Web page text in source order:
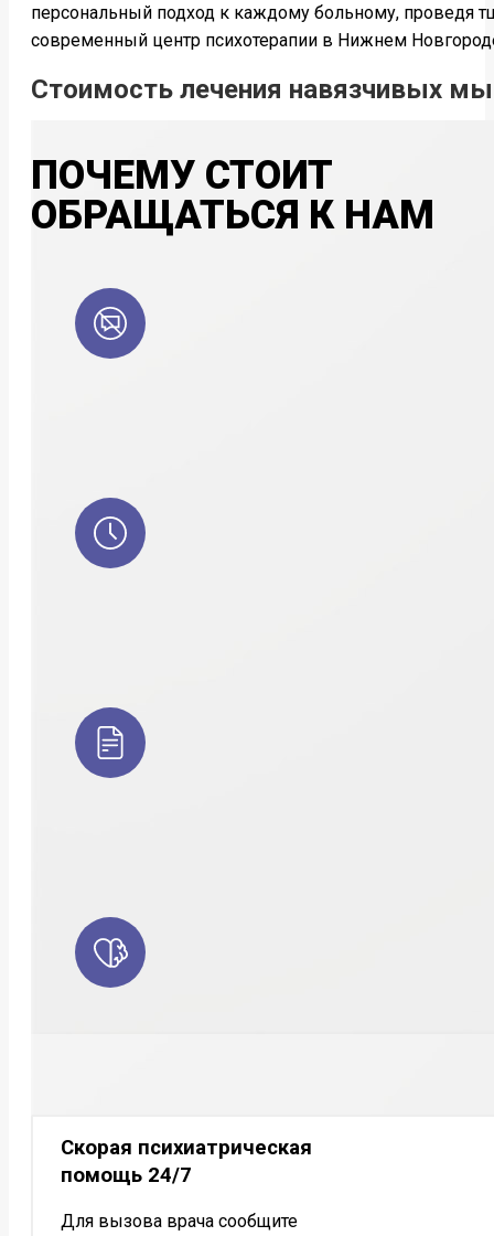
персональный подход к каждому больному, проведя
современный центр психотерапии в Нижнем
Стоимость лечения навязчивых
ПОЧЕМУ СТОИТ
ОБРАЩАТЬСЯ К НАМ
Скорая психиатрическая
помощь 24/7
Для вызова врача сообщите